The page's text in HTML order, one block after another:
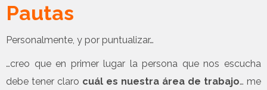
Pautas
Personalmente, y por puntualizar…
…creo que en primer lugar la persona que nos escucha
debe tener claro cuál es nuestra área de trabajo… me